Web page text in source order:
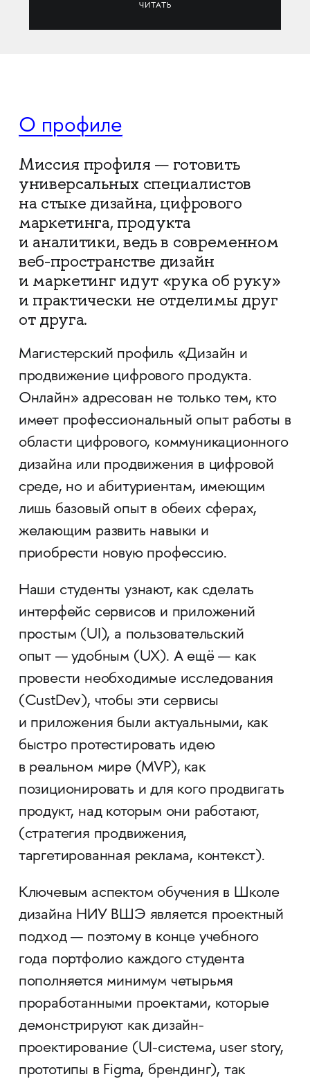
ЧИТАТЬ
О профиле
Миссия профиля — готовить
универсальных специалистов
на стыке дизайна, цифрового
маркетинга, продукта
и аналитики, ведь в современном
веб-пространстве дизайн
и маркетинг идут «рука об руку»
и практически не отделимы друг
от друга.
Магистерский профиль «Дизайн и
продвижение цифрового продукта.
Онлайн» адресован не только тем, кто
имеет профессиональный опыт работы в
области цифрового, коммуникационного
дизайна или продвижения в цифровой
среде, но и абитуриентам, имеющим
лишь базовый опыт в обеих сферах,
желающим развить навыки и
приобрести новую профессию.
Наши студенты узнают, как сделать
интерфейс сервисов и приложений
простым (UI), а пользовательский
опыт — удобным (UX). А ещё — как
провести необходимые исследования
(CustDev), чтобы эти сервисы
и приложения были актуальными, как
быстро протестировать идею
в реальном мире (MVP), как
позиционировать и для кого продвигать
продукт, над которым они работают,
(стратегия продвижения,
таргетированная реклама, контекст).
Ключевым аспектом обучения в Школе
дизайна НИУ ВШЭ является проектный
подход — поэтому в конце учебного
года портфолио каждого студента
пополняется минимум четырьмя
проработанными проектами, которые
демонстрируют как дизайн-
проектирование (UI-система, user story,
прототипы в Figma, брендинг), так